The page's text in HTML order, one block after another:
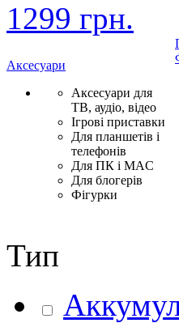
1299 грн.
Аксесуари
Аксесуари для
ТВ, аудіо, відео
Ігрові приставки
Для планшетів і
телефонів
Для ПК і MAC
Для блогерів
Фігурки
Тип